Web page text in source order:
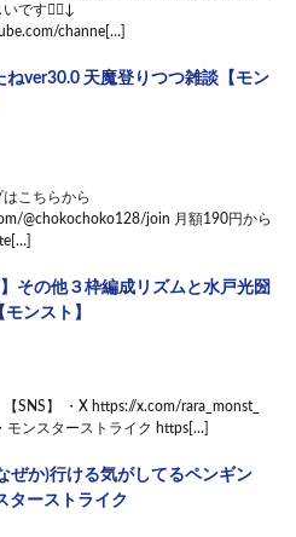
です🙇‍♂️↓
channe[…]
ねver30.0 天魔登りつつ雑談【モン
こちらから
@chokochoko128/join 月額190円から
】その他３枠編成リズムと水戸光圀
ンスト】
SNS】 ・X https://x.com/rara_monst_
モンスターストライク https[…]
ぜか)行ける気がしてるペンギン
ターストライク